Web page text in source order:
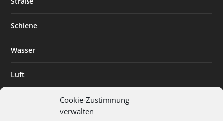
Cookie-Zustimmung
verwalten
Schiene
Wasser
Luft